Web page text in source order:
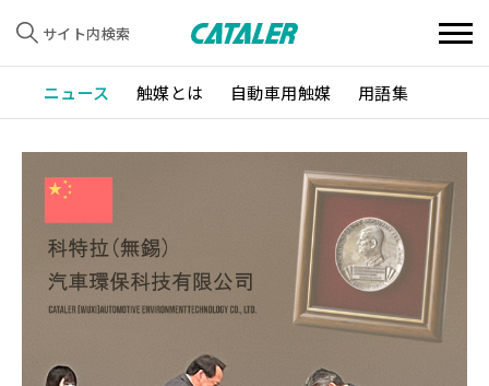
サイト内検索
ニュース 触媒とは 自動車用触媒 用語集